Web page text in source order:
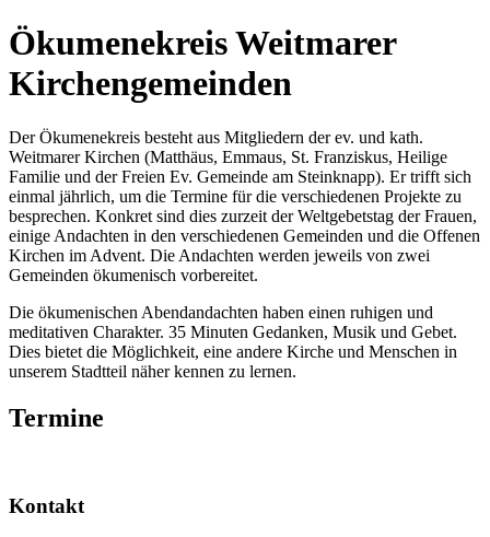
Ökumenekreis Weitmarer
Kirchengemeinden
Der Ökumenekreis besteht aus Mitgliedern der ev. und kath.
Weitmarer Kirchen (Matthäus, Emmaus, St. Franziskus, Heilige
Familie und der Freien Ev. Gemeinde am Steinknapp). Er trifft sich
einmal jährlich, um die Termine für die verschiedenen Projekte zu
besprechen. Konkret sind dies zurzeit der Weltgebetstag der Frauen,
einige Andachten in den verschiedenen Gemeinden und die Offenen
Kirchen im Advent. Die Andachten werden jeweils von zwei
Gemeinden ökumenisch vorbereitet.
Die ökumenischen Abendandachten haben einen ruhigen und
meditativen Charakter. 35 Minuten Gedanken, Musik und Gebet.
Dies bietet die Möglichkeit, eine andere Kirche und Menschen in
unserem Stadtteil näher kennen zu lernen.
Termine
Kontakt